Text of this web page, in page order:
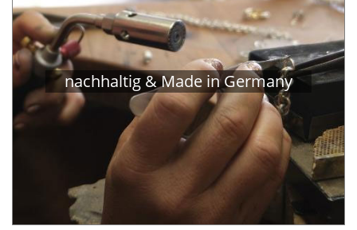
nachhaltig & Made in Germany